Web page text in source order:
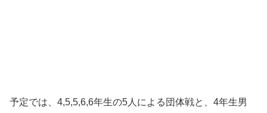
予定では、4,5,5,6,6年生の5人による団体戦と、4年生男